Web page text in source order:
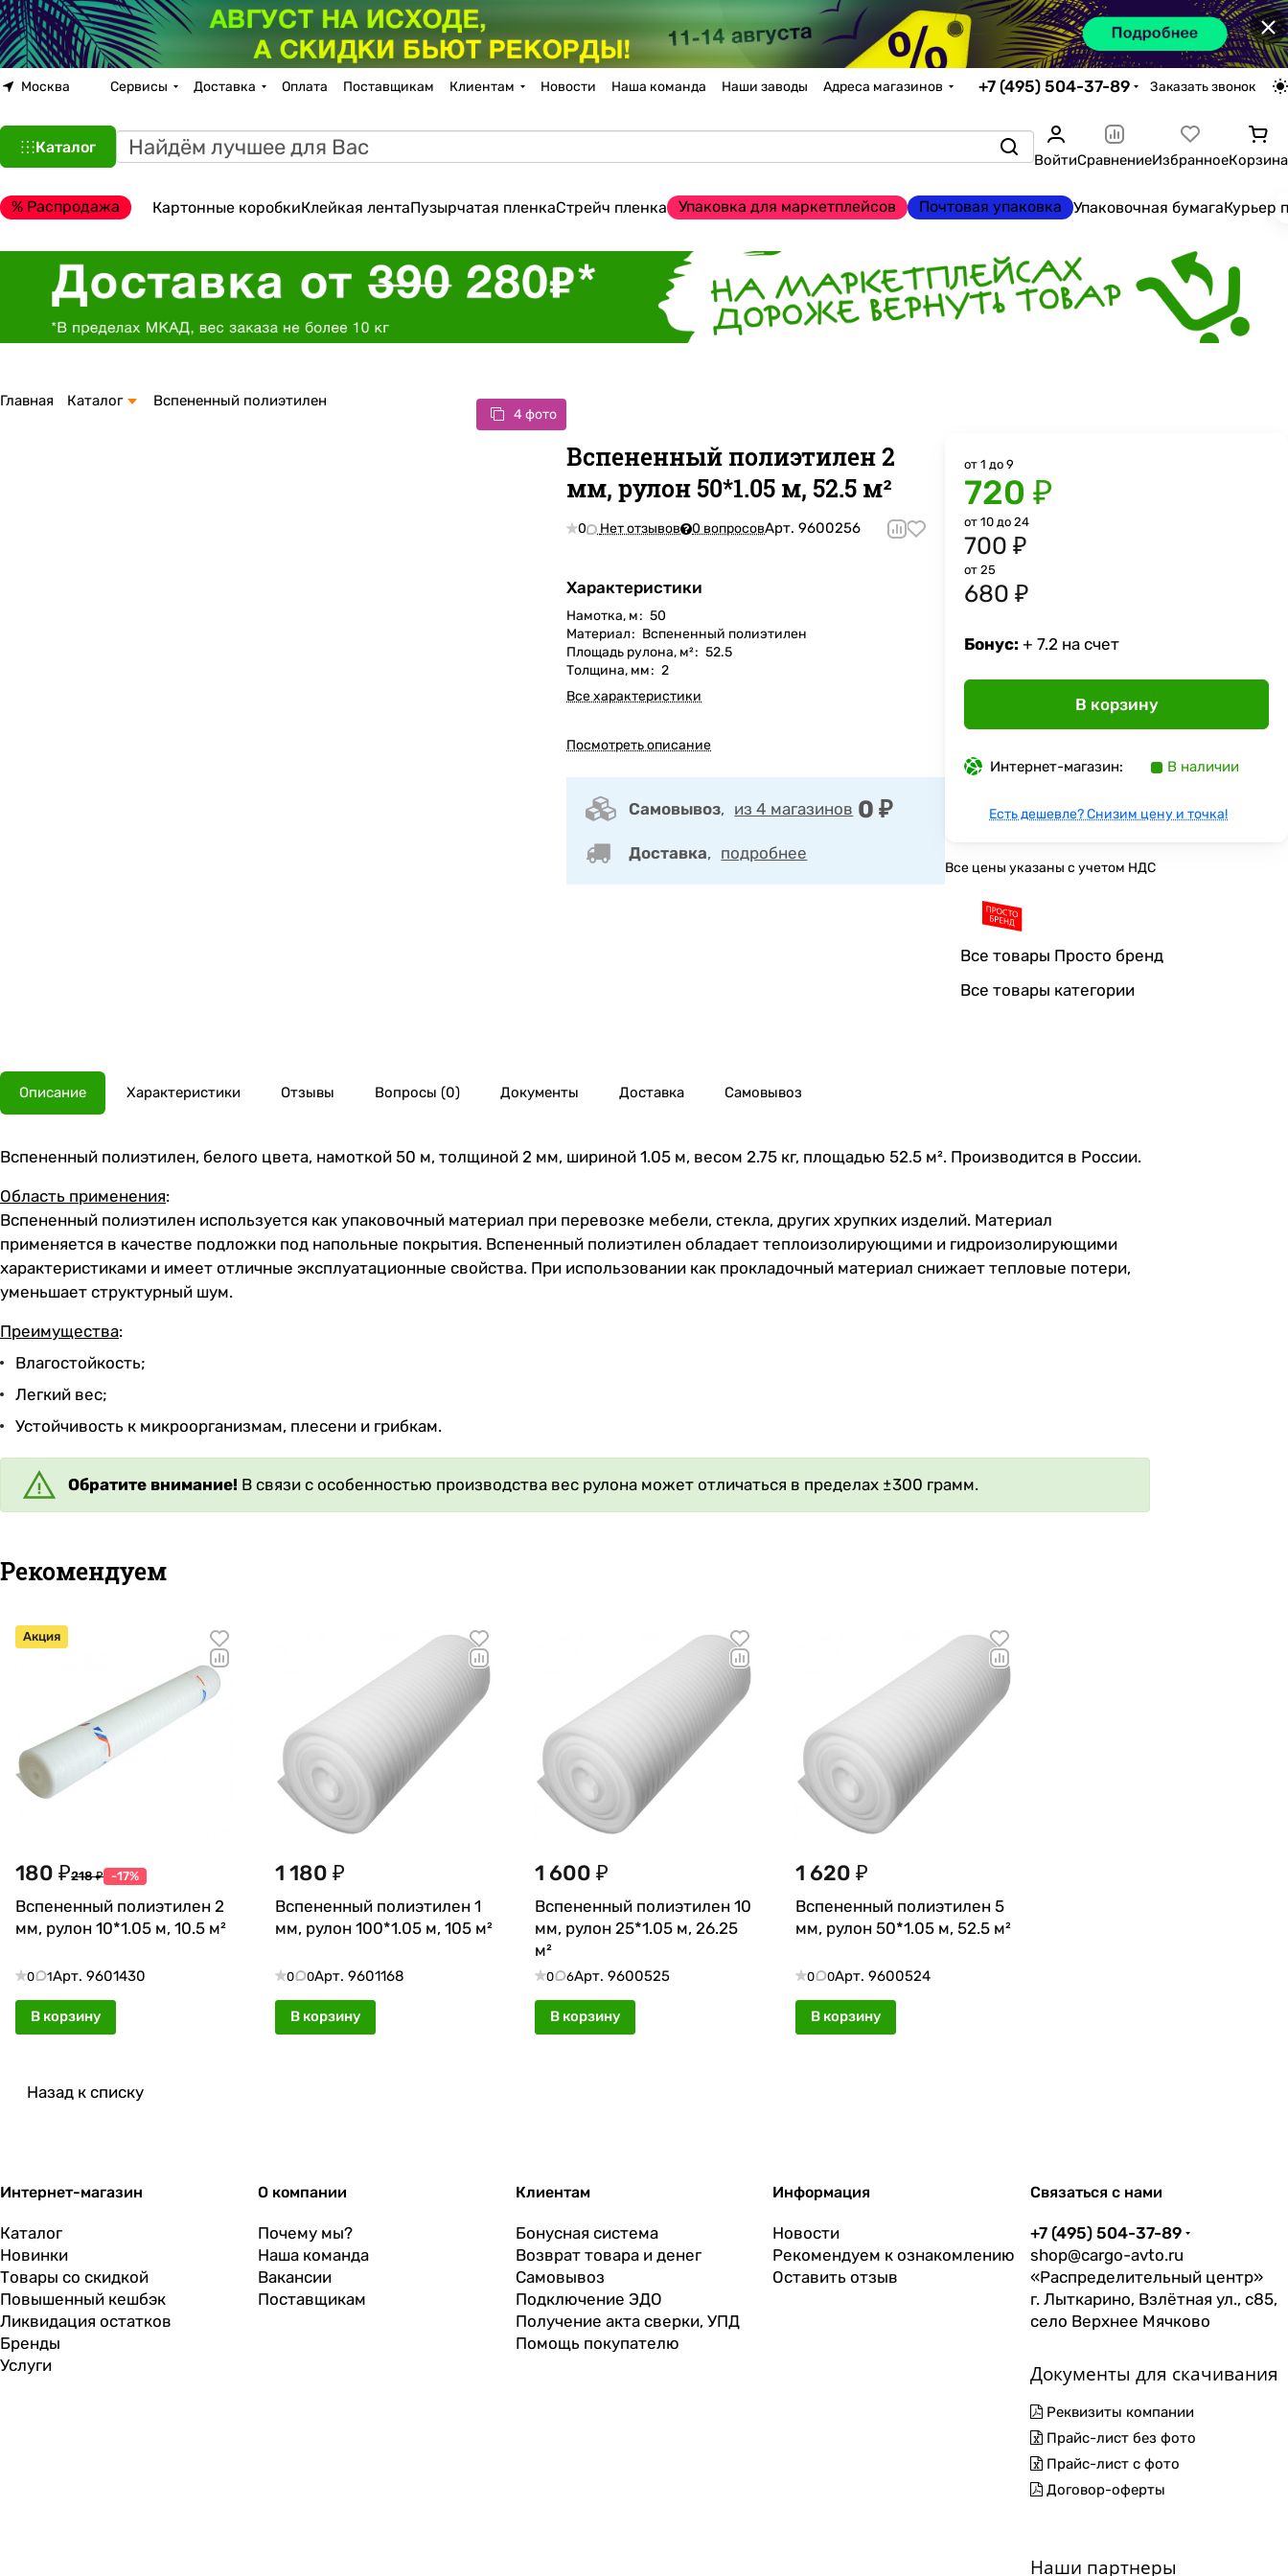
×
Москва Сервисы Доставка Оплата Поставщикам Клиентам Новости Наша команда Наши заводы Адреса магазинов +7 (495) 504-37-89 Заказать звонок
Каталог
ВойтиСравнениеИзбранноеКорзина
% Распродажа Картонные коробкиКлейкая лентаПузырчатая пленкаСтрейч пленка Упаковка для маркетплейсов Почтовая упаковка Упаковочная бумагаКурьер
Главная Каталог Вспененный полиэтилен
4 фото
Вспененный полиэтилен 2
мм, рулон 50*1.05 м, 52.5 м²
0 Нет отзывов 0 вопросовАрт.9600256
Характеристики
Намотка, м: 50
Материал: Вспененный полиэтилен
Площадь рулона, м²: 52.5
Толщина, мм: 2
Все характеристики
Посмотреть описание
Самовывоз, из 4 магазинов 0 ₽
Доставка, подробнее
от 1 до 9
720 ₽
от 10 до 24
700 ₽
от 25
680 ₽
Бонус: + 7.2 на счет
В корзину
Интернет-магазин: В наличии
Есть дешевле? Снизим цену и точка!
Все цены указаны с учетом НДС
Все товары Просто бренд
Все товары категории
Описание Характеристики Отзывы Вопросы (0) Документы Доставка Самовывоз
Вспененный полиэтилен, белого цвета, намоткой 50 м, толщиной 2 мм, шириной 1.05 м, весом 2.75 кг, площадью 52.5 м². Производится в России.
Область применения:
Вспененный полиэтилен используется как упаковочный материал при перевозке мебели, стекла, других хрупких изделий. Материал
применяется в качестве подложки под напольные покрытия. Вспененный полиэтилен обладает теплоизолирующими и гидроизолирующими
характеристиками и имеет отличные эксплуатационные свойства. При использовании как прокладочный материал снижает тепловые потери,
уменьшает структурный шум.
Преимущества:
Влагостойкость;
Легкий вес;
Устойчивость к микроорганизмам, плесени и грибкам.
Обратите внимание! В связи с особенностью производства вес рулона может отличаться в пределах ±300 грамм.
Рекомендуем
Акция
180 ₽218 ₽ -17%
Вспененный полиэтилен 2
мм, рулон 10*1.05 м, 10.5 м²
0 1Арт. 9601430
В корзину
1 180 ₽
Вспененный полиэтилен 1
мм, рулон 100*1.05 м, 105 м²
0 0Арт.9601168
В корзину
1 600 ₽
Вспененный полиэтилен 10
мм, рулон 25*1.05 м, 26.25
м²
0 6Арт.9600525
В корзину
1 620 ₽
Вспененный полиэтилен 5
мм, рулон 50*1.05 м, 52.5 м²
0 0Арт. 9600524
В корзину
Назад к списку
Интернет-магазин
Каталог
Новинки
Товары со скидкой
Повышенный кешбэк
Ликвидация остатков
Бренды
Услуги
О компании
Почему мы?
Наша команда
Вакансии
Поставщикам
Клиентам
Бонусная система
Возврат товара и денег
Самовывоз
Подключение ЭДО
Получение акта сверки, УПД
Помощь покупателю
Информация
Новости
Рекомендуем к ознакомлению
Оставить отзыв
Связаться с нами
+7 (495) 504-37-89
shop@cargo-avto.ru
«Распределительный центр»
г. Лыткарино, Взлётная ул., с85,
село Верхнее Мячково
Документы для скачивания
Реквизиты компании
Прайс-лист без фото
Прайс-лист с фото
Договор-оферты
Наши партнеры